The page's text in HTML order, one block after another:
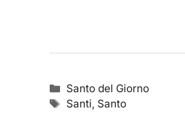
Categorie
Santo del Giorno
Tag
Santi, Santo